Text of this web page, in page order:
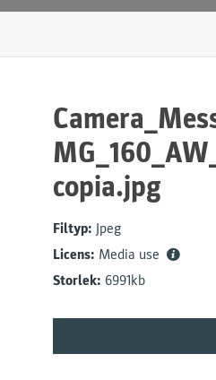
copia.jpg
Filtyp: Jpeg
Licens: Media use
Storlek: 6991kb